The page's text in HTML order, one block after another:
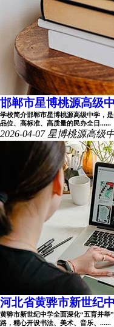
邯郸市星博桃源高级
学校简介邯郸市星博桃源高级中学，
品位、高标准、高质量的民办全日......
2026-04-07 星博桃源高级
河北省黄骅市新世纪
黄骅市新世纪中学全面深化“五育并举
路，精心开设书法、美术、音乐、......